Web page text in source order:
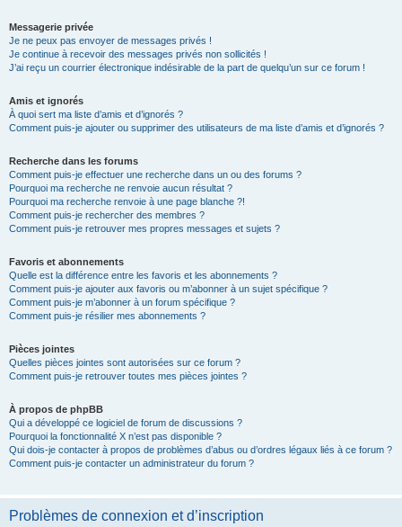
Messagerie privée
Je ne peux pas envoyer de messages privés !
Je continue à recevoir des messages privés non sollicités !
J’ai reçu un courrier électronique indésirable de la part de quelqu’un sur ce forum !
Amis et ignorés
À quoi sert ma liste d’amis et d’ignorés ?
Comment puis-je ajouter ou supprimer des utilisateurs de ma liste d’amis et d’ignorés ?
Recherche dans les forums
Comment puis-je effectuer une recherche dans un ou des forums ?
Pourquoi ma recherche ne renvoie aucun résultat ?
Pourquoi ma recherche renvoie à une page blanche ?!
Comment puis-je rechercher des membres ?
Comment puis-je retrouver mes propres messages et sujets ?
Favoris et abonnements
Quelle est la différence entre les favoris et les abonnements ?
Comment puis-je ajouter aux favoris ou m’abonner à un sujet spécifique ?
Comment puis-je m’abonner à un forum spécifique ?
Comment puis-je résilier mes abonnements ?
Pièces jointes
Quelles pièces jointes sont autorisées sur ce forum ?
Comment puis-je retrouver toutes mes pièces jointes ?
À propos de phpBB
Qui a développé ce logiciel de forum de discussions ?
Pourquoi la fonctionnalité X n’est pas disponible ?
Qui dois-je contacter à propos de problèmes d’abus ou d’ordres légaux liés à ce forum ?
Comment puis-je contacter un administrateur du forum ?
Problèmes de connexion et d’inscription